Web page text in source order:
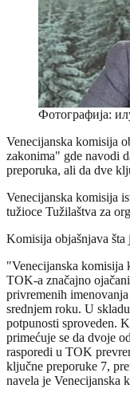
Фотографија:
Venecijanska komisija
zakonima" gde navodi
preporuka, ali da dve
Venecijanska komisija
tužioce Tužilaštva za
Komisija objašnjava šta
"Venecijanska komisija
TOK-a značajno
privremenih
srednjem roku. U
potpunosti sproveden.
primećuje se da dvoje
rasporedi u TOK
ključne preporuke 7,
navela je Venecijanska